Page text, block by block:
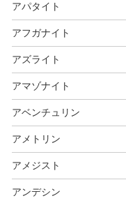
アパタイト
アフガナイト
アズライト
アマゾナイト
アベンチュリン
アメトリン
アメジスト
アンデシン